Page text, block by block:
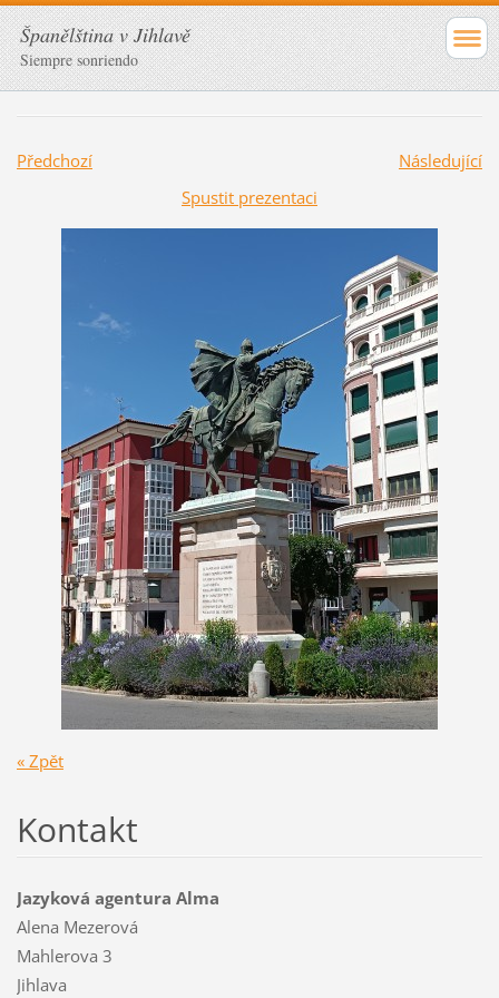
Španělština v Jihlavě
Siempre sonriendo
Předchozí
Následující
Spustit prezentaci
« Zpět
Kontakt
Jazyková agentura Alma
Alena Mezerová
Mahlerova 3
Jihlava